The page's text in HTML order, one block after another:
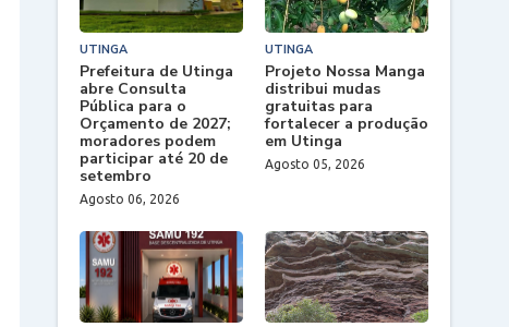
UTINGA
Prefeitura de Utinga
abre Consulta
Pública para o
Orçamento de 2027;
moradores podem
participar até 20 de
setembro
Agosto 06, 2026
UTINGA
Projeto Nossa Manga
distribui mudas
gratuitas para
fortalecer a produção
em Utinga
Agosto 05, 2026